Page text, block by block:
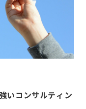
いコンサルティン